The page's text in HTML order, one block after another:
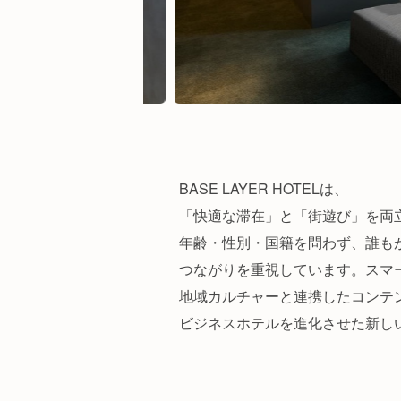
BASE LAYER HOTELは、
「快適な滞在」と「街遊び」を
年齢・性別・国籍を問わず、誰
つながりを重視しています。ス
地域カルチャーと連携したコン
ビジネスホテルを進化させた新